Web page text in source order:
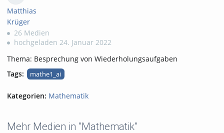
Matthias
Krüger
26 Medien
hochgeladen 24. Januar 2022
Thema: Besprechung von Wiederholungsaufgaben
Tags:
mathe1_ai
Kategorien: Mathematik
Mehr Medien in "Mathematik"